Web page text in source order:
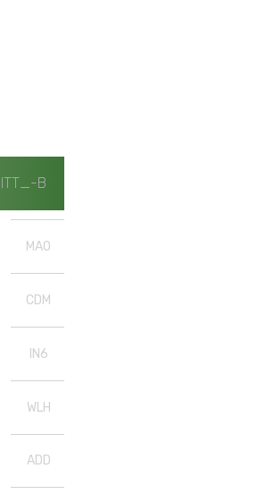
B
MAO
CDM
IN6
WLH
ADD